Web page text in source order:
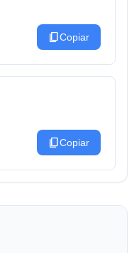
content_copyCopiar
content_copyCopiar